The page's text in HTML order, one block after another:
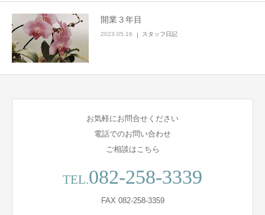
開業３年目
2023.05.16 スタッフ日記
お気軽にお問合せください
電話でのお問い合わせ
ご相談はこちら
TEL.082-258-3339
FAX 082-258-3359